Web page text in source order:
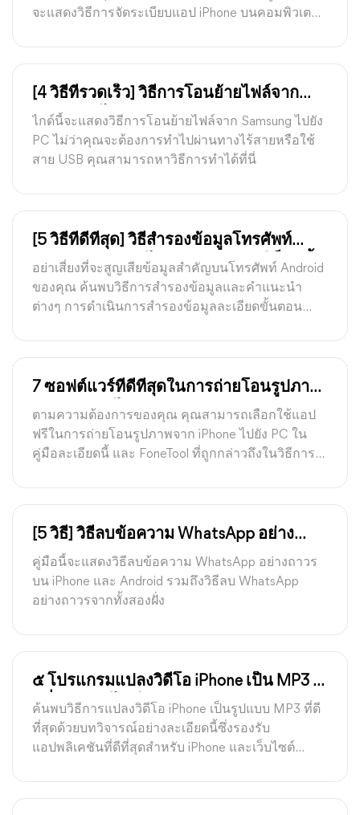
จะแสดงวิธีการจัดระเบียบแอป iPhone บนคอมพิวเตอร์
[4 วิธีที่รวดเร็ว] วิธีการโอนย้ายไฟล์จาก
Samsung ไปยัง PC
ไกด์นี้จะแสดงวิธีการโอนย้ายไฟล์จาก Samsung ไปยัง
PC ไม่ว่าคุณจะต้องการทำไปผ่านทางไร้สายหรือใช้
สาย USB คุณสามารถหาวิธีการทำได้ที่นี่
[5 วิธีที่ดีที่สุด] วิธีสำรองข้อมูลโทรศัพท์
Android ของคุณไปยังคอมพิวเตอร์เร็วๆ นี้
อย่าเสี่ยงที่จะสูญเสียข้อมูลสำคัญบนโทรศัพท์ Android
ของคุณ ค้นพบวิธีการสำรองข้อมูลและคำแนะนำ
ต่างๆ การดำเนินการสำรองข้อมูลละเอียดขั้นตอน
7 ซอฟต์แวร์ที่ดีที่สุดในการถ่ายโอนรูปภาพ
จาก iPhone ไปยัง PC
ตามความต้องการของคุณ คุณสามารถเลือกใช้แอป
ฟรีในการถ่ายโอนรูปภาพจาก iPhone ไปยัง PC ใน
คู่มือละเอียดนี้ และ FoneTool ที่ถูกกล่าวถึงในวิธีการที่
[5 วิธี] วิธีลบข้อความ WhatsApp อย่าง
ถาวร
คู่มือนี้จะแสดงวิธีลบข้อความ WhatsApp อย่างถาวร
บน iPhone และ Android รวมถึงวิธีลบ WhatsApp
อย่างถาวรจากทั้งสองฝั่ง
๕ โปรแกรมแปลงวิดีโอ iPhone เป็น MP3 ที่
ดีที่สุด (ออนไลน์และแอปพลิเคชัน)
ค้นพบวิธีการแปลงวิดีโอ iPhone เป็นรูปแบบ MP3 ที่ดี
ที่สุดด้วยบทวิจารณ์อย่างละเอียดนี้ซึ่งรองรับ
แอปพลิเคชันที่ดีที่สุดสำหรับ iPhone และเว็บไซต์